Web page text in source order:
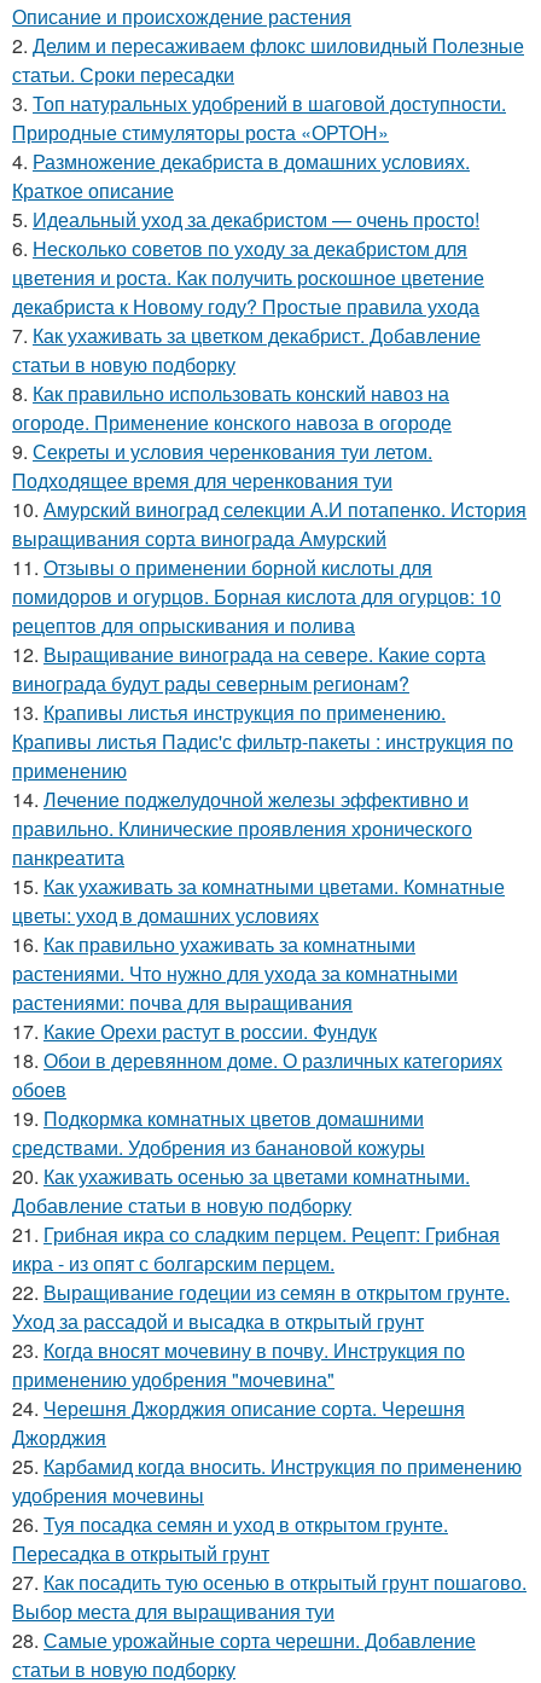
Описание и происхождение растения
2. Делим и пересаживаем флокс шиловидный Полезные
статьи. Сроки пересадки
3. Топ натуральных удобрений в шаговой доступности.
Природные стимуляторы роста «ОРТОН»
4. Размножение декабриста в домашних условиях.
Краткое описание
5. Идеальный уход за декабристом — очень просто!
6. Несколько советов по уходу за декабристом для
цветения и роста. Как получить роскошное цветение
декабриста к Новому году? Простые правила ухода
7. Как ухаживать за цветком декабрист. Добавление
статьи в новую подборку
8. Как правильно использовать конский навоз на
огороде. Применение конского навоза в огороде
9. Секреты и условия черенкования туи летом.
Подходящее время для черенкования туи
10. Амурский виноград селекции А.И потапенко. История
выращивания сорта винограда Амурский
11. Отзывы о применении борной кислоты для
помидоров и огурцов. Борная кислота для огурцов: 10
рецептов для опрыскивания и полива
12. Выращивание винограда на севере. Какие сорта
винограда будут рады северным регионам?
13. Крапивы листья инструкция по применению.
Крапивы листья Падис'с фильтр-пакеты : инструкция по
применению
14. Лечение поджелудочной железы эффективно и
правильно. Клинические проявления хронического
панкреатита
15. Как ухаживать за комнатными цветами. Комнатные
цветы: уход в домашних условиях
16. Как правильно ухаживать за комнатными
растениями. Что нужно для ухода за комнатными
растениями: почва для выращивания
17. Какие Орехи растут в россии. Фундук
18. Обои в деревянном доме. О различных категориях
обоев
19. Подкормка комнатных цветов домашними
средствами. Удобрения из банановой кожуры
20. Как ухаживать осенью за цветами комнатными.
Добавление статьи в новую подборку
21. Грибная икра со сладким перцем. Рецепт: Грибная
икра - из опят с болгарским перцем.
22. Выращивание годеции из семян в открытом грунте.
Уход за рассадой и высадка в открытый грунт
23. Когда вносят мочевину в почву. Инструкция по
применению удобрения "мочевина"
24. Черешня Джорджия описание сорта. Черешня
Джорджия
25. Карбамид когда вносить. Инструкция по применению
удобрения мочевины
26. Туя посадка семян и уход в открытом грунте.
Пересадка в открытый грунт
27. Как посадить тую осенью в открытый грунт пошагово.
Выбор места для выращивания туи
28. Самые урожайные сорта черешни. Добавление
статьи в новую подборку